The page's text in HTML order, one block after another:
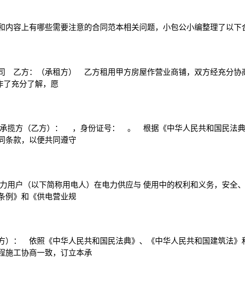
容上有哪些需要注意的合同范本相关问题，小包公小编整理了以下
乙方：（承租方） 乙方租用甲方房屋作营业商铺，双方经充分
充分了解，愿
（乙方）： ，身份证号： 。 根据《中华人民共和国民法典
条款，以便共同遵守
用户（以下简称用电人）在电力供应与 使用中的权利和义务，安全
例》和《供电营业规
： 依照《中华人民共和国民法典》、《中华人民共和国建筑法》
施工协商一致，订立本承